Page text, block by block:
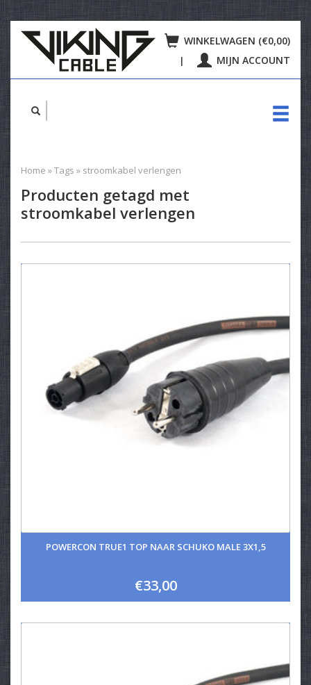
WINKELWAGEN (€0,00)
| MIJN ACCOUNT
Home »Tags » stroomkabel verlengen
Producten getagd met
stroomkabel verlengen
POWERCON TRUE1 TOP NAAR SCHUKO MALE 3X1,5
€33,00